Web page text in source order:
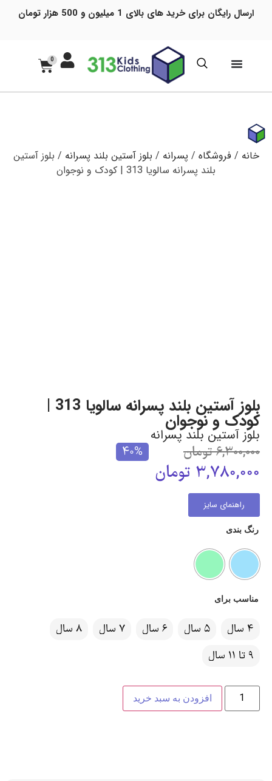
ارسال رایگان برای خرید های بالای 1 میلیون و 500 هزار تومان
0
خانه /فروشگاه / پسرانه / بلوز آستین بلند پسرانه / بلوز آستین
بلند پسرانه سالویا 313 | کودک و نوجوان
بلوز آستین بلند پسرانه سالویا 313 |
کودک و نوجوان
بلوز آستین بلند پسرانه
6,300,000 تومان
3,780,000 تومان
40%
راهنمای سایز
رنگ بندی
مناسب برای
4 سال 5 سال 6 سال 7 سال
8 سال
9 تا 11 سال
افزودن به سبد خرید